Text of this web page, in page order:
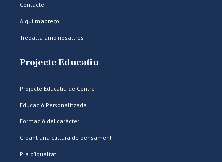
Contacte
A qui m’adreço
Treballa amb nosaltres
Projecte Educatiu
Projecte Educatiu de Centre
Educació Personalitzada
Formació del caràcter
Creant una cultura de pensament
Pla d’igualtat